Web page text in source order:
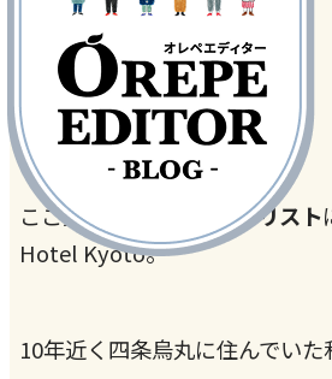
今月のテーマ
#おいしい店#旅行・おでかけ
ここ数年 行きたいホテルリスト
Hotel Kyoto。
10年近く四条烏丸に住んでいた